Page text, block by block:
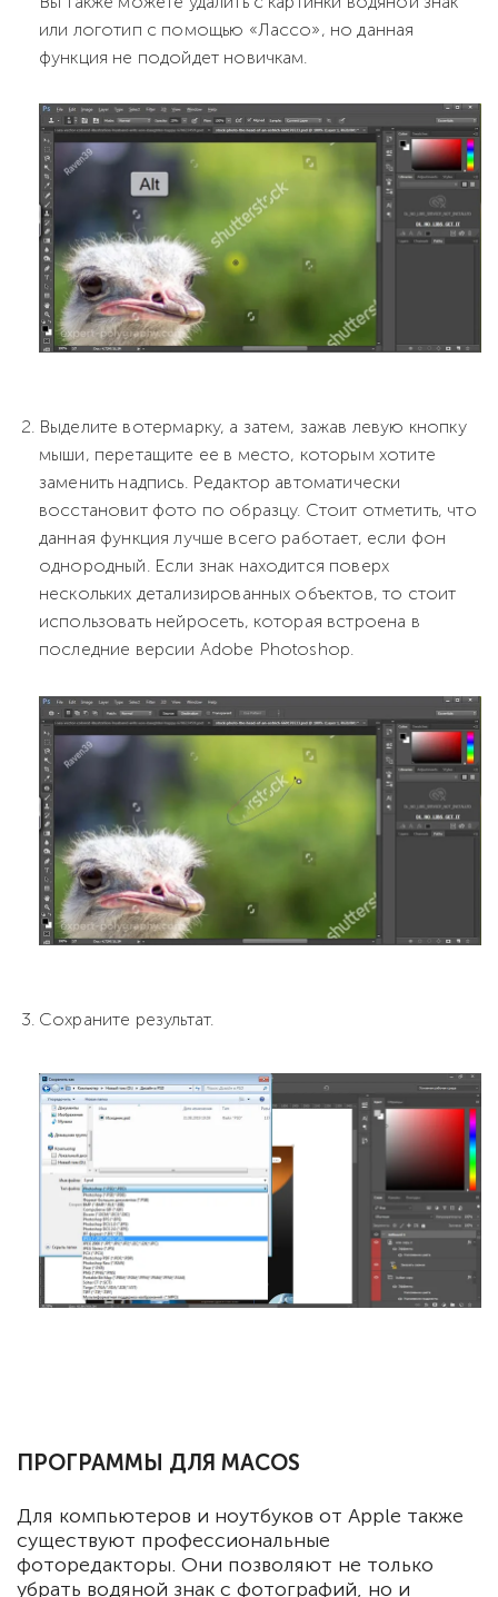
или логотип с помощью «Лассо», но данная
функция не подойдет новичкам.
Выделите вотермарку, а затем, зажав левую кнопку
мыши, перетащите ее в место, которым хотите
заменить надпись. Редактор автоматически
восстановит фото по образцу. Стоит отметить, что
данная функция лучше всего работает, если фон
однородный. Если знак находится поверх
нескольких детализированных объектов, то стоит
использовать нейросеть, которая встроена в
последние версии Adobe Photoshop.
Сохраните результат.
ПРОГРАММЫ ДЛЯ MACOS
Для компьютеров и ноутбуков от Apple также
существуют профессиональные
фоторедакторы. Они позволяют не только
убрать водяной знак с фотографий, но и